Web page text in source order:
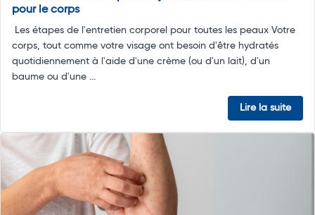
pour le corps
Les étapes de l'entretien corporel pour toutes les peaux Votre
corps, tout comme votre visage ont besoin d'être hydratés
quotidiennement à l'aide d'une crème (ou d'un lait), d'un
baume ou d'une ...
Lire la suite